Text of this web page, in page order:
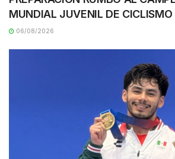
MUNDIAL JUVENIL DE
06/08/2026